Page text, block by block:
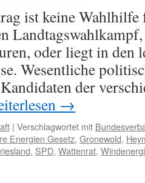
ist keine
oder liegt in den
Wesentliche
der
→
| Verschlagwortet mit
Energien Gesetz, Gronewold,
, SPD, Wattenrat,